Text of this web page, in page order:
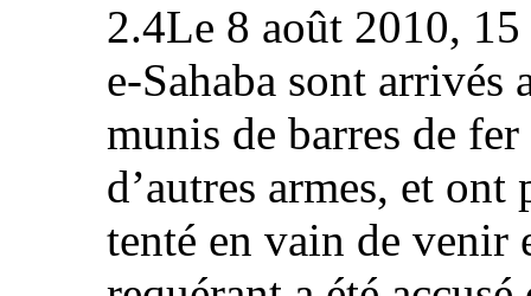
2.4Le 8 août 2010,
e-Sahaba sont arrivés
munis de barres de
d’autres armes, et ont
tenté en vain de venir